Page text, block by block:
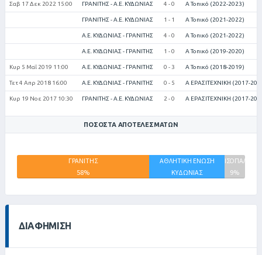
Σαβ 17 Δεκ 2022 15:00 ΓΡΑΝΙΤΗΣ - Α.Ε. ΚΥΔΩΝΙΑΣ 4 - 0 Α Τοπικό (2022-2023)
ΓΡΑΝΙΤΗΣ - Α.Ε. ΚΥΔΩΝΙΑΣ 1 - 1 Α Τοπικό (2021-2022)
Α.Ε. ΚΥΔΩΝΙΑΣ - ΓΡΑΝΙΤΗΣ 4 - 0 Α Τοπικό (2021-2022)
Α.Ε. ΚΥΔΩΝΙΑΣ - ΓΡΑΝΙΤΗΣ 1 - 0 Α Τοπικό (2019-2020)
Κυρ 5 Μαΐ 2019 11:00 Α.Ε. ΚΥΔΩΝΙΑΣ - ΓΡΑΝΙΤΗΣ 0 - 3 Α Τοπικό (2018-2019)
Τετ 4 Απρ 2018 16:00 Α.Ε. ΚΥΔΩΝΙΑΣ - ΓΡΑΝΙΤΗΣ 0 - 5 Α ΕΡΑΣΙΤΕΧΝΙΚΗ (2017-
Κυρ 19 Νοε 2017 10:30 ΓΡΑΝΙΤΗΣ - Α.Ε. ΚΥΔΩΝΙΑΣ 2 - 0 Α ΕΡΑΣΙΤΕΧΝΙΚΗ (2017-
ΠΟΣΟΣΤΆ ΑΠΟΤΕΛΕΣΜΆΤΩΝ
ΓΡΑΝΙΤΗΣ
58%
ΑΘΛΗΤΙΚΗ ΕΝΩΣΗ
ΚΥΔΩΝΙΑΣ
ΙΣΟΠΑΛΙΕΣ
9%
ΔΙΑΦΉΜΙΣΗ